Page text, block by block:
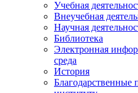
Учебная
Внеучебная
Научная
Библиотека
Электронная
среда
История
Благодарственные